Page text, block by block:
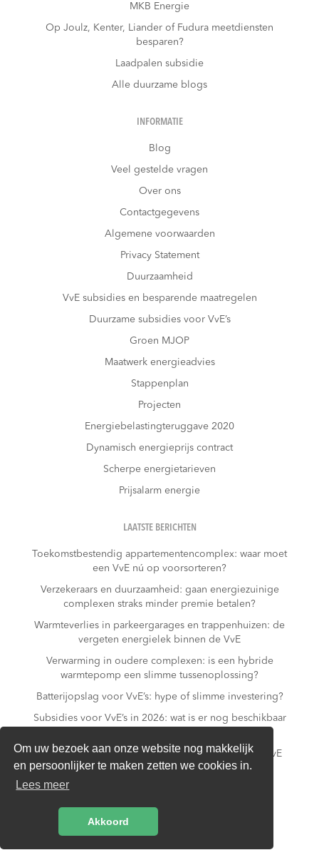
Om uw bezoek aan onze website nog makkelijk
en persoonlijker te maken zetten we cookies in.
Lees meer
Akkoord
MKB Energie
Op Joulz, Kenter, Liander of Fudura meetdiensten
besparen?
Laadpalen subsidie
Alle duurzame blogs
INFORMATIE
Blog
Veel gestelde vragen
Over ons
Contactgegevens
Algemene voorwaarden
Privacy Statement
Duurzaamheid
VvE subsidies en besparende maatregelen
Duurzame subsidies voor VvE’s
Groen MJOP
Maatwerk energieadvies
Stappenplan
Projecten
Energiebelastingteruggave 2020
Dynamisch energieprijs contract
Scherpe energietarieven
Prijsalarm energie
LAATSTE BERICHTEN
Toekomstbestendig appartementencomplex: waar moet
een VvE nú op voorsorteren?
Verzekeraars en duurzaamheid: gaan energiezuinige
complexen straks minder premie betalen?
Warmteverlies in parkeergarages en trappenhuizen: de
vergeten energielek binnen de VvE
Verwarming in oudere complexen: is een hybride
warmtepomp een slimme tussenoplossing?
Batterijopslag voor VvE’s: hype of slimme investering?
Subsidies voor VvE’s in 2026: wat is er nog beschikbaar
Slim laden in parkeergarages: hoe voorkomt een VvE
overbelasting van de installatie?
Van gas naar all-electric: is dat realistisch voor een